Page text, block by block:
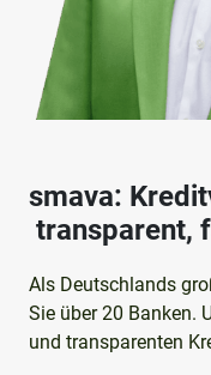
smava:
transparent,
Als Deutschlands
Sie über 20 Banken.
und transparenten